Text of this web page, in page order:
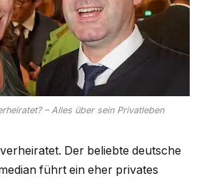
– Alles über sein Privatleben
Der beliebte deutsche
führt ein eher privates